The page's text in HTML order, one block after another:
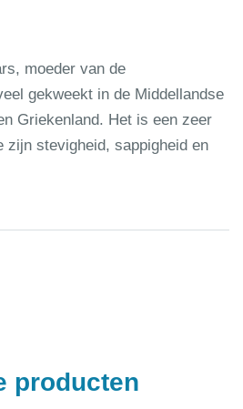
moeder van de
gekweekt in de Middellandse
Griekenland. Het is een zeer
zijn stevigheid, sappigheid en
producten